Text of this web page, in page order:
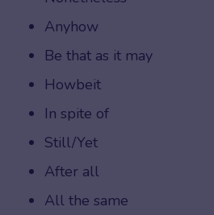
Anyhow
Be that as it may
Howbeit
In spite of
Still/Yet
After all
All the same